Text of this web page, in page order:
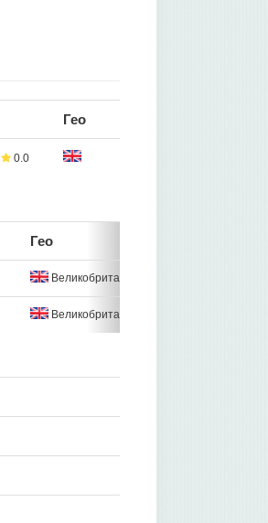
Гео
0.0
Гео
Великобритания
Великобритания